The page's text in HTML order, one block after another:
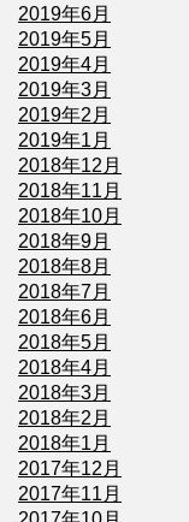
2019年6月
2019年5月
2019年4月
2019年3月
2019年2月
2019年1月
2018年12月
2018年11月
2018年10月
2018年9月
2018年8月
2018年7月
2018年6月
2018年5月
2018年4月
2018年3月
2018年2月
2018年1月
2017年12月
2017年11月